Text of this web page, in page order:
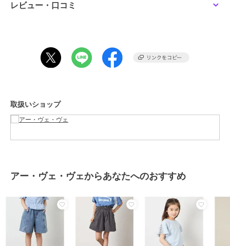
・足元はハイソックスにサンダルやスニーカーを合わせれば今っぽく
【カラー】
ーがお姉さん見え◎
・ライトグレー…シンプルで着回ししやすいライトグレー。ダメージ
裏地：なし
光沢感：なし
生地の厚さ：普通
----------------
≪お気に入り登録機能の使い方≫
レビュー・口コミ
取扱いショップ
アー・ヴェ・ヴェからあなたへのおすすめ